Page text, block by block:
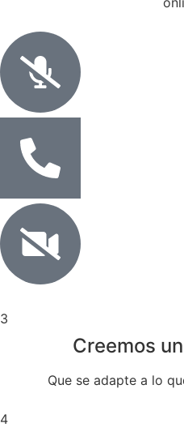
3
Creemos
Que se adapte a lo
4